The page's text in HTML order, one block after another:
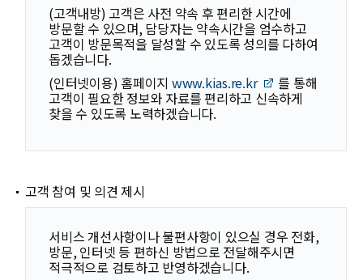
(고객내방) 고객은 사전 약속 후 편리한 시간에
방문할 수 있으며, 담당자는 약속시간을 엄수하고
고객이 방문목적을 달성할 수 있도록 성의를 다하여
돕겠습니다.
(인터넷이용) 홈페이지 www.kias.re.kr 를 통해
고객이 필요한 정보와 자료를 편리하고 신속하게
찾을 수 있도록 노력하겠습니다.
고객 참여 및 의견 제시
서비스 개선사항이나 불편사항이 있으실 경우 전화,
방문, 인터넷 등 편하신 방법으로 전달해주시면
적극적으로 검토하고 반영하겠습니다.